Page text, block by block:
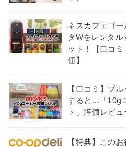
ネスカフェゴー
タWをレンタル
ット！【口コ
価】
【口コミ】ブ
すると…「10g
ト」評価レビ
【特典】この